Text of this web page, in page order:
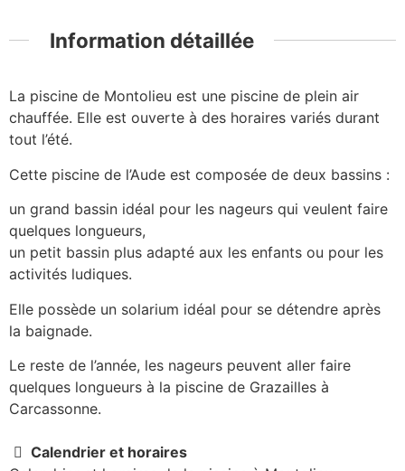
Information détaillée
La piscine de Montolieu est une piscine de plein air
chauffée. Elle est ouverte à des horaires variés durant
tout l’été.
Cette piscine de l’Aude est composée de deux bassins :
un grand bassin idéal pour les nageurs qui veulent faire
quelques longueurs,
un petit bassin plus adapté aux les enfants ou pour les
activités ludiques.
Elle possède un solarium idéal pour se détendre après
la baignade.
Le reste de l’année, les nageurs peuvent aller faire
quelques longueurs à la piscine de Grazailles à
Carcassonne.
Calendrier et horaires